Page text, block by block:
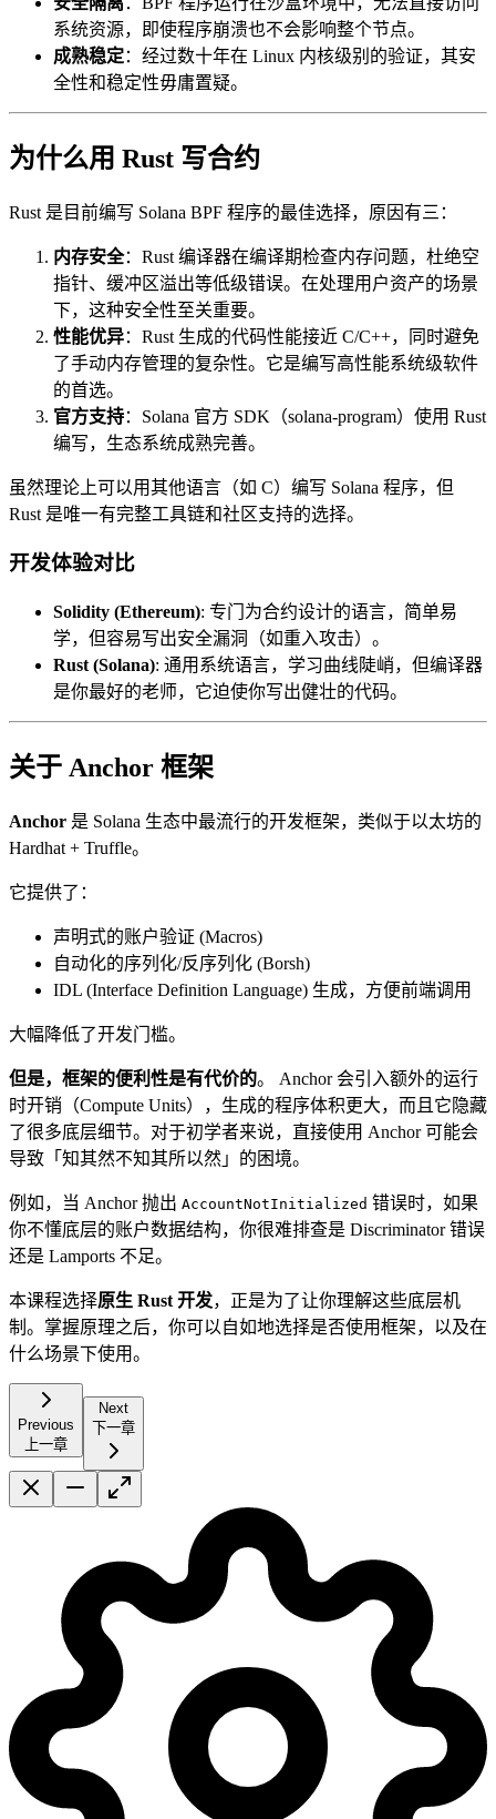
系统资源，即使程序崩溃也不会影响整个节点。
成熟稳定：经过数十年在 Linux 内核级别的验证，其安
全性和稳定性毋庸置疑。
为什么用 Rust 写合约
Rust 是目前编写 Solana BPF 程序的最佳选择，原因有三：
内存安全：Rust 编译器在编译期检查内存问题，杜绝空
指针、缓冲区溢出等低级错误。在处理用户资产的场景
下，这种安全性至关重要。
性能优异：Rust 生成的代码性能接近 C/C++，同时避免
了手动内存管理的复杂性。它是编写高性能系统级软件
的首选。
官方支持：Solana 官方 SDK（solana-program）使用 Rust
编写，生态系统成熟完善。
虽然理论上可以用其他语言（如 C）编写 Solana 程序，但
Rust 是唯一有完整工具链和社区支持的选择。
开发体验对比
Solidity (Ethereum): 专门为合约设计的语言，简单易
学，但容易写出安全漏洞（如重入攻击）。
Rust (Solana): 通用系统语言，学习曲线陡峭，但编译器
是你最好的老师，它迫使你写出健壮的代码。
关于 Anchor 框架
Anchor 是 Solana 生态中最流行的开发框架，类似于以太坊的
Hardhat + Truffle。
它提供了：
声明式的账户验证 (Macros)
自动化的序列化/反序列化 (Borsh)
IDL (Interface Definition Language) 生成，方便前端调用
大幅降低了开发门槛。
但是，框架的便利性是有代价的。 Anchor 会引入额外的运行
时开销（Compute Units），生成的程序体积更大，而且它隐藏
了很多底层细节。对于初学者来说，直接使用 Anchor 可能会
导致「知其然不知其所以然」的困境。
例如，当 Anchor 抛出 AccountNotInitialized 错误时，如果
你不懂底层的账户数据结构，你很难排查是 Discriminator 错误
还是 Lamports 不足。
本课程选择原生 Rust 开发，正是为了让你理解这些底层机
制。掌握原理之后，你可以自如地选择是否使用框架，以及在
什么场景下使用。
Previous
上一章
Next
下一章